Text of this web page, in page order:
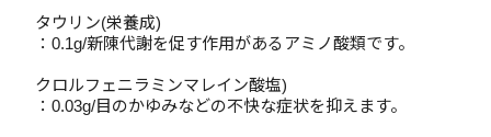
タウリン(栄養成)
：0.1g/新陳代謝を促す作用があるアミノ酸類です。
クロルフェニラミンマレイン酸塩)
：0.03g/目のかゆみなどの不快な症状を抑えます。